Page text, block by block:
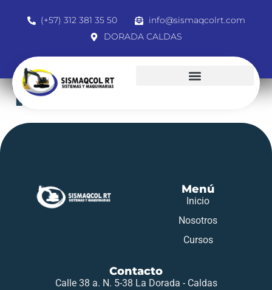
(+57) 312 381 35 50
info@sismaqcolrt.com
DORADA CALDAS
14322818
Menú
Inicio
Nosotros
Cursos
Contacto
Calle 38 a. N. 5-38 La Dorada - Caldas